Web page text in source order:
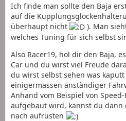
Ich finde man sollte den Baja
auf die
überhaupt nicht
). Man
welches Tuning für sich selbst
Also Racer19, hol dir den Baja,
Car und du wirst viel Freude
du wirst selbst sehen was
einigermassen anständiger
Anhand vom Beispiel von
aufgebaut wird, kannst du dann
nach aufrüsten